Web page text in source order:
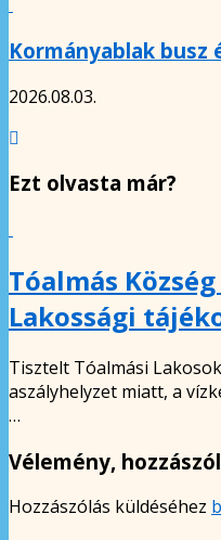
Kormányablak busz
2026.08.03.
Ezt olvasta már?
Tóalmás
Lakossági
Tisztelt Tóalmási
aszályhelyzet miatt, a
…
Vélemény,
Hozzászólás küldéséhez